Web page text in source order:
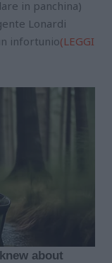
in panchina)
Lonardi
infortunio(LEGGI